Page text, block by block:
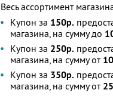
Весь ассортимент
Купон за 150р.
магазина, на сумму до
Купон за 250р.
магазина, на сумму от
Купон за 350р.
магазина, на сумму от